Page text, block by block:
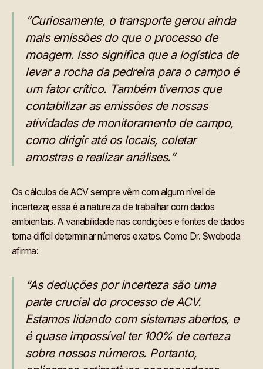
“Curiosamente, o transporte gerou ainda
mais emissões do que o processo de
moagem. Isso significa que a logística de
levar a rocha da pedreira para o campo é
um fator crítico. Também tivemos que
contabilizar as emissões de nossas
atividades de monitoramento de campo,
como dirigir até os locais, coletar
amostras e realizar análises.”
Os cálculos de ACV sempre vêm com algum nível de
incerteza; essa é a natureza de trabalhar com dados
ambientais. A variabilidade nas condições e fontes de dados
torna difícil determinar números exatos. Como Dr. Swoboda
afirma:
“As deduções por incerteza são uma
parte crucial do processo de ACV.
Estamos lidando com sistemas abertos, e
é quase impossível ter 100% de certeza
sobre nossos números. Portanto,